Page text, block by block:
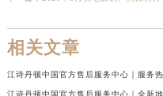
相关文章